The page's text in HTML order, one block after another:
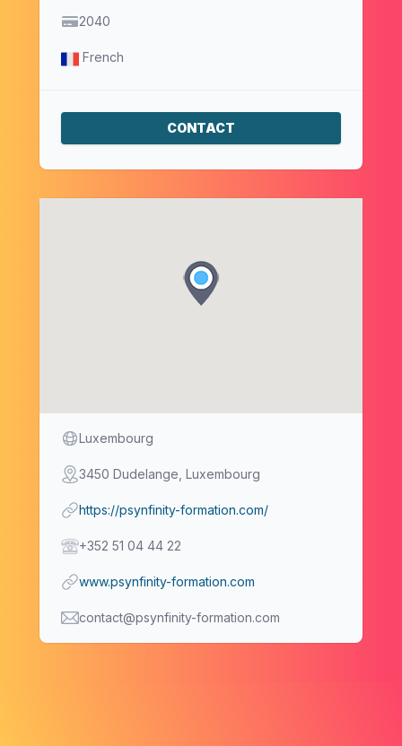
Price2040
Language
French
CONTACT
Due date
Luxembourg
Address
3450 Dudelange, Luxembourg
Event Url
https://psynfinity-formation.com/
Telephone
+352 51 04 44 22
Institute Website
www.psynfinity-formation.com
Emailcontact@psynfinity-formation.com